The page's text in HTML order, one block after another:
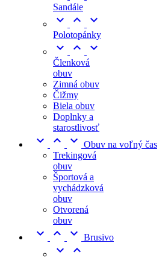
Sandále
  
Polotopánky
  
Členková
obuv
Zimná obuv
Čižmy
Biela obuv
Doplnky a
starostlivosť
   Obuv na voľný čas
Trekingová
obuv
Športová a
vychádzková
obuv
Otvorená
obuv
   Brusivo

